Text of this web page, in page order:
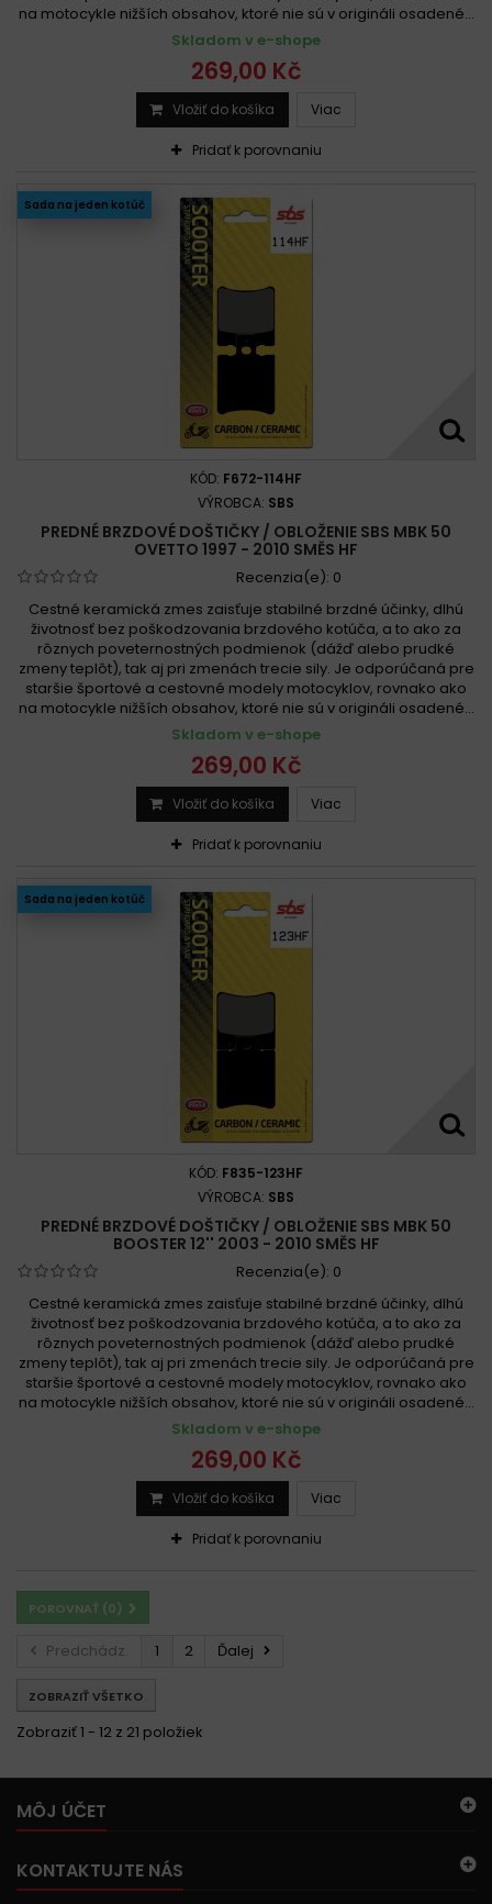
na motocykle nižších obsahov, ktoré nie sú v origináli osadené...
Skladom v e-shope
269,00 Kč
Vložiť do košíka Viac
Pridať k porovnaniu
Sada na jeden kotúč
KÓD: F672-114HF
VÝROBCA: SBS
PREDNÉ BRZDOVÉ DOŠTIČKY / OBLOŽENIE SBS MBK 50
OVETTO 1997 - 2010 SMĚS HF
Recenzia(e): 0
Cestné keramická zmes zaisťuje stabilné brzdné účinky, dlhú
životnosť bez poškodzovania brzdového kotúča, a to ako za
rôznych poveternostných podmienok (dážď alebo prudké
zmeny teplôt), tak aj pri zmenách trecie sily. Je odporúčaná pre
staršie športové a cestovné modely motocyklov, rovnako ako
na motocykle nižších obsahov, ktoré nie sú v origináli osadené...
Skladom v e-shope
269,00 Kč
Vložiť do košíka Viac
Pridať k porovnaniu
Sada na jeden kotúč
KÓD: F835-123HF
VÝROBCA: SBS
PREDNÉ BRZDOVÉ DOŠTIČKY / OBLOŽENIE SBS MBK 50
BOOSTER 12'' 2003 - 2010 SMĚS HF
Recenzia(e): 0
Cestné keramická zmes zaisťuje stabilné brzdné účinky, dlhú
životnosť bez poškodzovania brzdového kotúča, a to ako za
rôznych poveternostných podmienok (dážď alebo prudké
zmeny teplôt), tak aj pri zmenách trecie sily. Je odporúčaná pre
staršie športové a cestovné modely motocyklov, rovnako ako
na motocykle nižších obsahov, ktoré nie sú v origináli osadené...
Skladom v e-shope
269,00 Kč
Vložiť do košíka Viac
Pridať k porovnaniu
POROVNAŤ (0)
Predchádz. 1 2 Ďalej
ZOBRAZIŤ VŠETKO
Zobraziť 1 - 12 z 21 položiek
MÔJ ÚČET
KONTAKTUJTE NÁS